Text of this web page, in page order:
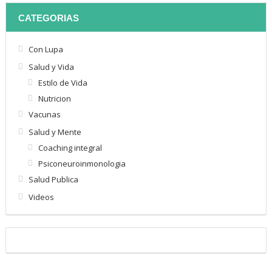
CATEGORIAS
Con Lupa
Salud y Vida
Estilo de Vida
Nutricion
Vacunas
Salud y Mente
Coaching integral
Psiconeuroinmonologia
Salud Publica
Videos